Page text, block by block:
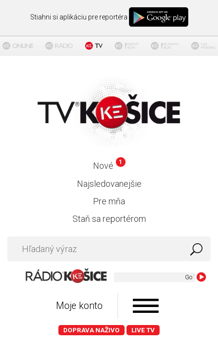
Stiahni si aplikáciu pre reportéra
Nové 1
Najsledovanejšie
Pre mňa
Staň sa reportérom
Go West -
Moje konto
DOPRAVA NAŽIVO LIVE TV